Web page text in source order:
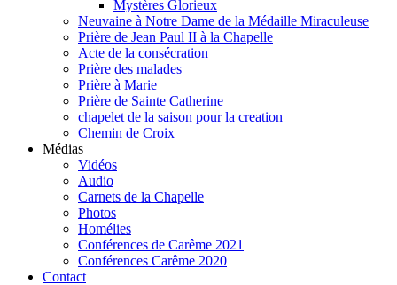
Mystères Glorieux
Neuvaine à Notre Dame de la Médaille Miraculeuse
Prière de Jean Paul II à la Chapelle
Acte de la consécration
Prière des malades
Prière à Marie
Prière de Sainte Catherine
chapelet de la saison pour la creation
Chemin de Croix
Médias
Vidéos
Audio
Carnets de la Chapelle
Photos
Homélies
Conférences de Carême 2021
Conférences Carême 2020
Contact